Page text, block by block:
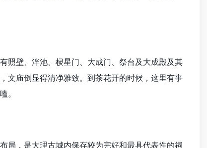
壁、泮池、棂星门、大成门、祭台及大成殿及其
文庙倒显得清净雅致。到茶花开的时候，这里有事
。
，是大理古城内保存较为完好和最具代表性的祠